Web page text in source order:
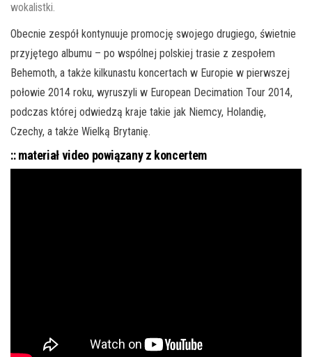
wokalistki.
Obecnie zespół kontynuuje promocję swojego drugiego, świetnie
przyjętego albumu – po wspólnej polskiej trasie z zespołem
Behemoth, a także kilkunastu koncertach w Europie w pierwszej
połowie 2014 roku, wyruszyli w European Decimation Tour 2014,
podczas której odwiedzą kraje takie jak Niemcy, Holandię,
Czechy, a także Wielką Brytanię.
:: materiał video powiązany z koncertem